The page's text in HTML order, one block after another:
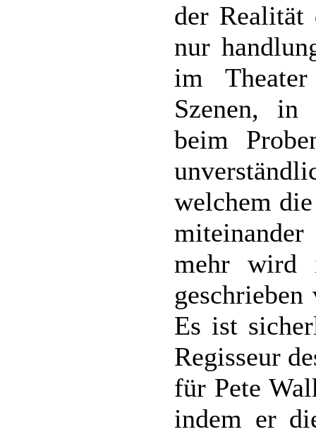
der Realität
nur
im
Szenen, in
beim
welchem
mehr wird
Es ist
Regisseur
für Pete
indem er